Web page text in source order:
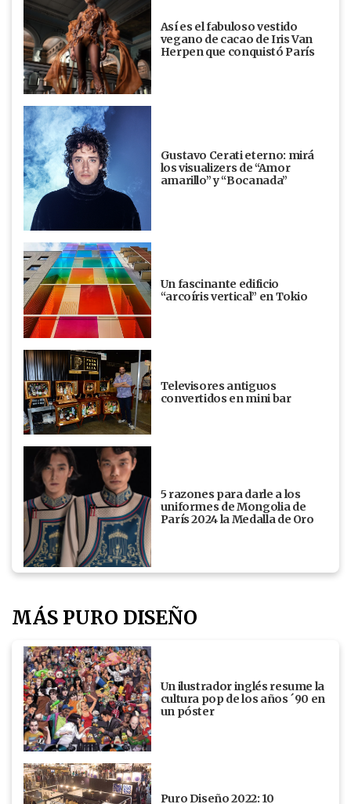
Así es el fabuloso vestido
vegano de cacao de Iris Van
Herpen que conquistó París
Gustavo Cerati eterno: mirá
los visualizers de “Amor
amarillo” y “Bocanada”
Un fascinante edificio
“arcoíris vertical” en Tokio
Televisores antiguos
convertidos en mini bar
5 razones para darle a los
uniformes de Mongolia de
París 2024 la Medalla de Oro
MÁS PURO DISEÑO
Un ilustrador inglés resume la
cultura pop de los años ´90 en
un póster
Puro Diseño 2022: 10